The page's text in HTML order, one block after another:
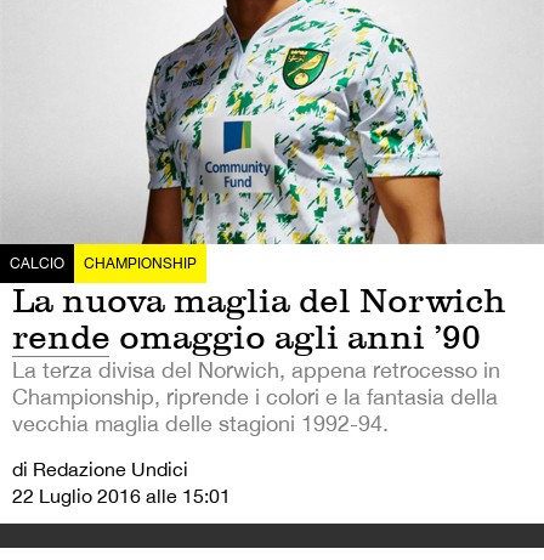
CALCIO CHAMPIONSHIP
La nuova maglia del Norwich
rende omaggio agli anni ’90
La terza divisa del Norwich, appena retrocesso in
Championship, riprende i colori e la fantasia della
vecchia maglia delle stagioni 1992-94.
di Redazione Undici
22 Luglio 2016 alle 15:01